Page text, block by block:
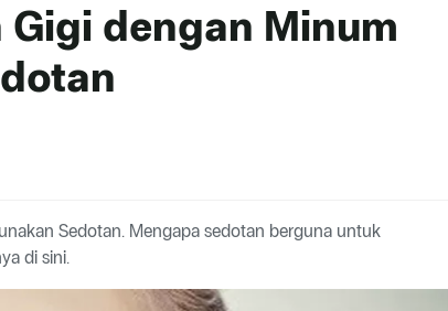
dengan Minum
Sedotan. Mengapa sedotan berguna untuk
di sini.